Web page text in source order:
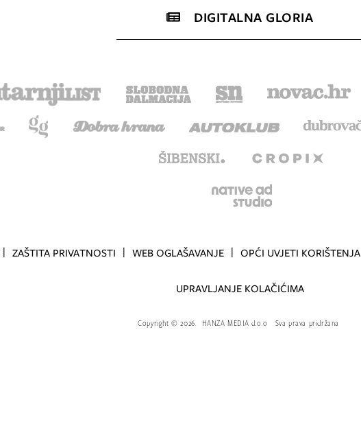
DIGITALNA GLORIA
ZAŠTITA PRIVATNOSTI WEB OGLAŠAVANJE OPĆI UVJETI KORIŠTENJA
UPRAVLJANJE KOLAČIĆIMA
Copyright© 2026. HANZA MEDIA d.o.o Sva prava pridržana